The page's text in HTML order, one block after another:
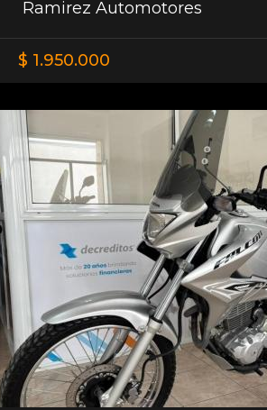
Ramirez Automotores
$ 1.950.000